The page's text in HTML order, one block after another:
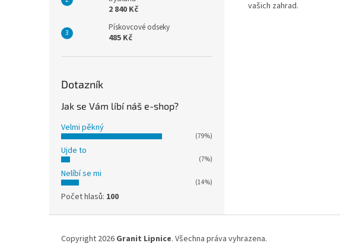
2 840 Kč
Pískovcové odseky
485 Kč
Dotazník
Jak se Vám líbí náš e-shop?
Velmi pěkný
(79%)
Ujde to
(7%)
Nelíbí se mi
(14%)
Počet hlasů: 100
vašich zahrad.
Copyright 2026 Granit Lipnice. Všechna práva vyhrazena.